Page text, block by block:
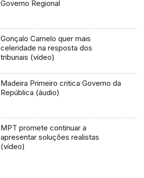
Governo Regional
Gonçalo Camelo quer mais
celeridade na resposta dos
tribunais (vídeo)
Madeira Primeiro critica Governo da
República (áudio)
MPT promete continuar a
apresentar soluções realistas
(vídeo)